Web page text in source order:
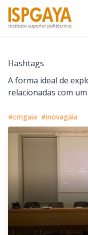
Hashtags
A forma ideal de
relacionadas com
#cmgaia #inovagaia